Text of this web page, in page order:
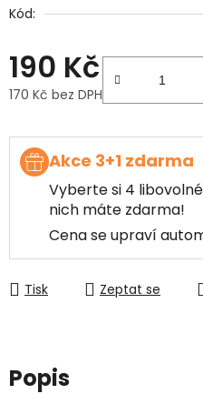
Kód:
190 Kč
170 Kč bez DPH
Akce 3+1 zdarma
Vyberte si 4
nich máte zdarma!
Cena se upraví
Tisk Zeptat se
Popis